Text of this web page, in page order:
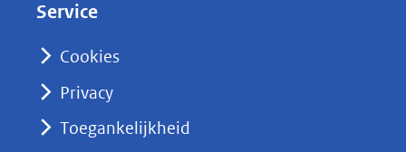
nieuw
Service
Cookies
Privacy
Toegankelijkheid